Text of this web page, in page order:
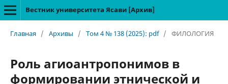
Вестник университета Ясави [Архив]
Главная / Архивы / Том 4 № 138 (2025): pdf / ФИЛОЛОГИЯ
Роль агиоантропонимов в
формировании этнической и